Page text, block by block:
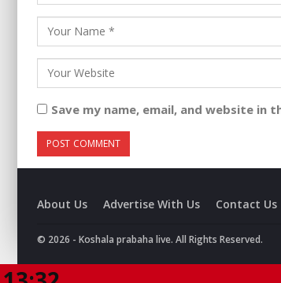
Save my name, email, and website
About Us Advertise With Us Contact Us
© 2026 - Koshala prabaha live. All Rights Reserved.